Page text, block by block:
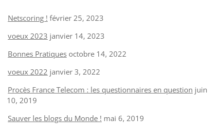
Netscoring ! février 25, 2023
voeux 2023 janvier 14, 2023
Bonnes Pratiques octobre 14, 2022
voeux 2022 janvier 3, 2022
Procès France Telecom : les questionnaires en question juin
10, 2019
Sauver les blogs du Monde ! mai 6, 2019